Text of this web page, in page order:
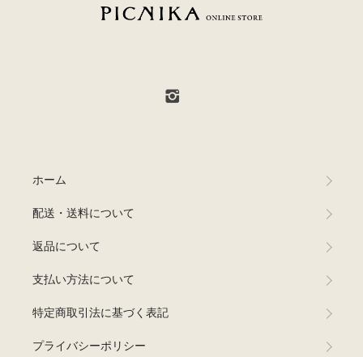
ホーム
配送・送料について
返品について
支払い方法について
特定商取引法に基づく表記
プライバシーポリシー